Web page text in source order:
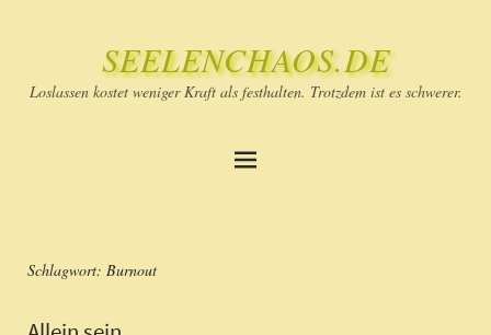
SEELENCHAOS.DE
Loslassen kostet weniger Kraft als festhalten. Trotzdem ist es schwerer.
Schlagwort: Burnout